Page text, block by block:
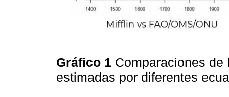
Gráfico 1 Comparaciones de
estimadas por diferentes